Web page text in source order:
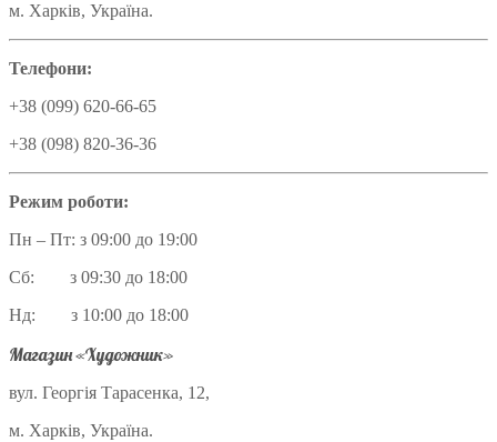
м. Харків, Україна.
Телефони:
+38 (099) 620-66-65
+38 (098) 820-36-36
Режим роботи:
Пн – Пт: з 09:00 до 19:00
Сб: з 09:30 до 18:00
Нд: з 10:00 до 18:00
Магазин «Художник»
вул. Георгія Тарасенка, 12,
м. Харків, Україна.